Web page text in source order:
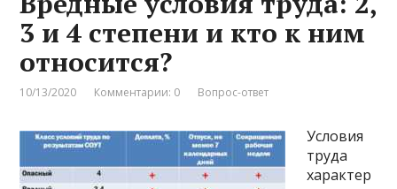
3 и 4 степени и кто к ним
относится?
10/13/2020 Комментарии: 0 Вопрос-ответ
Условия
труда
характер